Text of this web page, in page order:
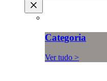
Categoria
Ver tudo >